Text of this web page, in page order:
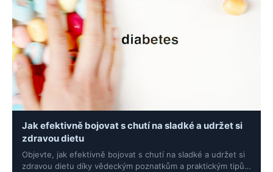
Jak efektivně bojovat s chutí na sladké a udržet si
zdravou dietu
Objevte, jak efektivně bojovat s chutí na sladké a udržet si
zdravou dietu díky vědeckým poznatkům a praktickým tipům